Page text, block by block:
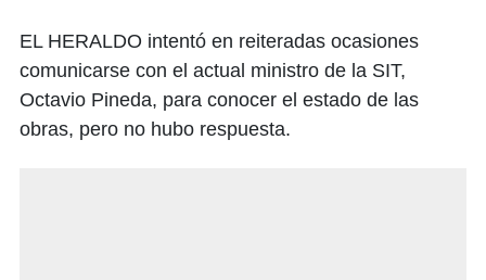
EL HERALDO intentó en reiteradas ocasiones
comunicarse con el actual ministro de la SIT,
Octavio Pineda, para conocer el estado de las
obras, pero no hubo respuesta.